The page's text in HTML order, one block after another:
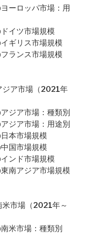
ーロッパ市場：用
イツ市場規模
ギリス市場規模
ランス市場規模
ジア市場（2021年
ジア市場：種類別
ジア市場：用途別
本市場規模
国市場規模
ンド市場規模
南アジア市場規模
米市場（2021年～
米市場：種類別